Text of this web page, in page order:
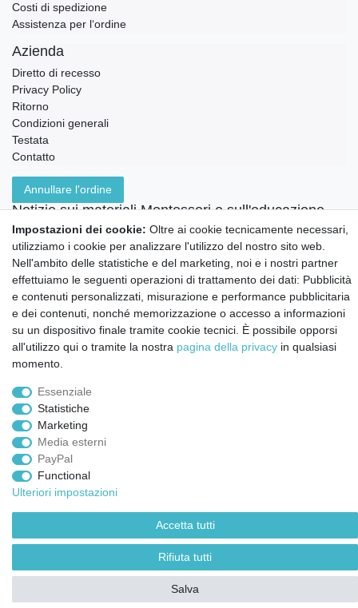
Costi di spedizione
Assistenza per l‘ordine
Azienda
Diretto di recesso
Privacy Policy
Ritorno
Condizioni generali
Testata
Contatto
Annullare l'ordine
Notizie sui materiali Montessori e sull'educazione
Montessori.
Informazioni settimanali gratuite
Confermo di aver preso visione della:policy. Il mio accordo può essere revocato
in qualsiasi momento.
Iscriviti a
Impostazioni dei cookie: Oltre ai cookie tecnicamente necessari,
utilizziamo i cookie per analizzare l'utilizzo del nostro sito web.
Nell'ambito delle statistiche e del marketing, noi e i nostri partner
effettuiamo le seguenti operazioni di trattamento dei dati: Pubblicità
e contenuti personalizzati, misurazione e performance pubblicitaria
e dei contenuti, nonché memorizzazione o accesso a informazioni
su un dispositivo finale tramite cookie tecnici. È possibile opporsi
all'utilizzo qui o tramite la nostra pagina della privacy in qualsiasi
momento.
Essenziale
Statistiche
Marketing
Media esterni
PayPal
Functional
Ulteriori impostazioni
Accetta tutti
Rifiuta tutti
Salva